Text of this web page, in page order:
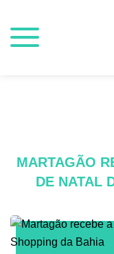
MARTAGÃO
DE NATAL